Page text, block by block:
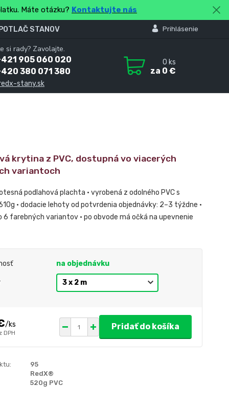
Máte otázku? Kontaktujte nás
STANOV Prihlásenie
si rady? Zavolajte.
905 060 020
380 071 380
stany.sk
0 ks
za 0 €
krytina z PVC, dostupná vo viacerých
variantoch
podlahová plachta • vyrobená z odolného PVC s
• dodacie lehoty od potvrdenia objednávky: 2–3 týždne •
6 farebných variantov • po obvode má očká na upevnenie
na objednávku
/ks
DPH
Pridať do košíka
95
RedX®
520g PVC